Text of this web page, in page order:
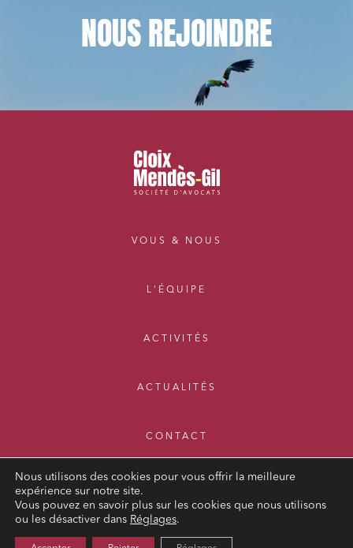
NOUSREJOINDRE
VOUS & NOUS
L'ÉQUIPE
ACTIVITÉS
ACTUALITÉS
CONTACT
MENTIONS LÉGALES
Nous utilisons des cookies pour vous offrir la meilleure
expérience sur notre site.
Vous pouvez en savoir plus sur les cookies que nous utilisons
ou les désactiver dans Réglages.